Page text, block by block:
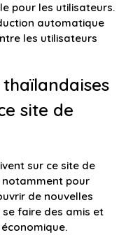
pour les utilisateurs.
automatique
les utilisateurs
site de
sur ce site de
notamment pour
de nouvelles
faire des amis et